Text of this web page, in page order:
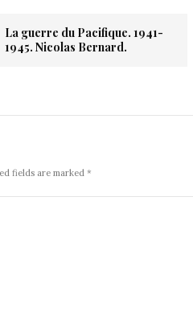
La guerre du Pacifique. 1941-
1945. Nicolas Bernard.
fields are marked *